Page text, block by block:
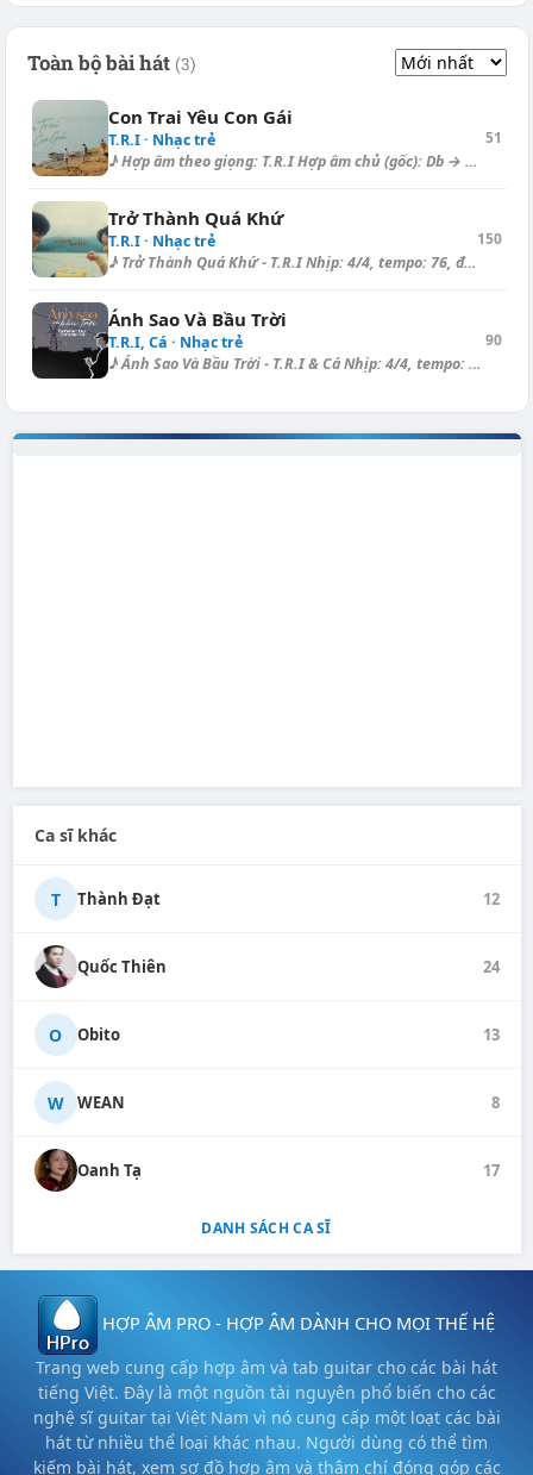
Toàn bộ bài hát (3)
Con Trai Yêu Con Gái
T.R.I · Nhạc trẻ
♪ Hợp âm theo giọng: T.R.I Hợp âm chủ (gốc): Db → Hợp âm sử dụng ( Capo...
51
Trở Thành Quá Khứ
T.R.I · Nhạc trẻ
♪ Trở Thành Quá Khứ - T.R.I Nhịp: 4/4, tempo: 76, điệu: Slow Ballad ====...
150
Ánh Sao Và Bầu Trời
T.R.I, Cá · Nhạc trẻ
♪ Ánh Sao Và Bầu Trời - T.R.I & Cá Nhịp: 4/4, tempo: 140, điệu: Ball...
90
Ca sĩ khác
T Thành Đạt 12
Quốc Thiên 24
O Obito 13
W WEAN 8
Oanh Tạ 17
DANH SÁCH CA SĨ
HỢP ÂM PRO - HỢP ÂM DÀNH CHO MỌI THẾ HỆ
Trang web cung cấp hợp âm và tab guitar cho các bài hát
tiếng Việt. Đây là một nguồn tài nguyên phổ biến cho các
nghệ sĩ guitar tại Việt Nam vì nó cung cấp một loạt các bài
hát từ nhiều thể loại khác nhau. Người dùng có thể tìm
kiếm bài hát, xem sơ đồ hợp âm và thậm chí đóng góp các